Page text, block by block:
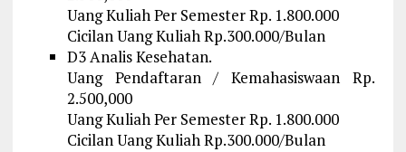
Uang Kuliah Per Semester Rp. 1.800.000
Cicilan Uang Kuliah Rp.300.000/Bulan
D3 Analis Kesehatan.
Uang Pendaftaran / Kemahasiswaan Rp.
2.500,000
Uang Kuliah Per Semester Rp. 1.800.000
Cicilan Uang Kuliah Rp.300.000/Bulan